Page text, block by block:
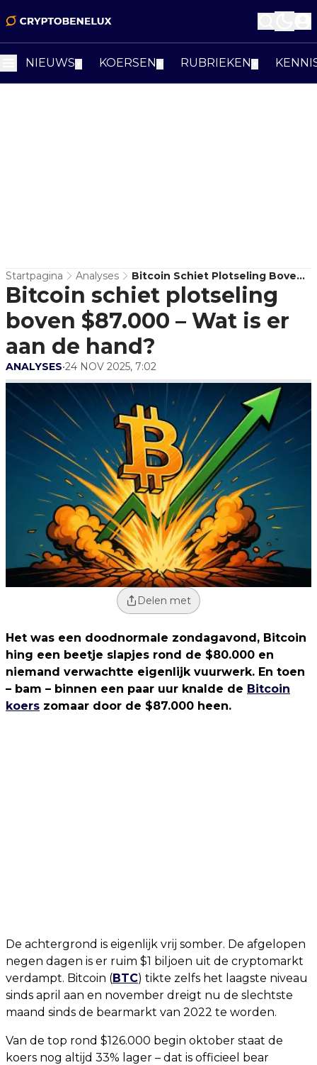
NIEUWS KOERSEN RUBRIEKEN
Startpagina Analyses
Bitcoin Schiet Plotseling Boven
$87.000 – Wat Is Er Aan De
Hand?
Bitcoin schiet plotseling
boven $87.000 – Wat is er
aan de hand?
ANALYSES•24 NOV 2025, 7:02
Delen met
Het was een doodnormale zondagavond, Bitcoin
hing een beetje slapjes rond de $80.000 en
niemand verwachtte eigenlijk vuurwerk. En toen
– bam – binnen een paar uur knalde de Bitcoin
koers zomaar door de $87.000 heen.
De achtergrond is eigenlijk vrij somber. De afgelopen
negen dagen is er ruim $1 biljoen uit de cryptomarkt
verdampt. Bitcoin (BTC) tikte zelfs het laagste niveau
sinds april aan en november dreigt nu de slechtste
maand sinds de bearmarkt van 2022 te worden.
Van de top rond $126.000 begin oktober staat de
koers nog altijd 33% lager – dat is officieel bear